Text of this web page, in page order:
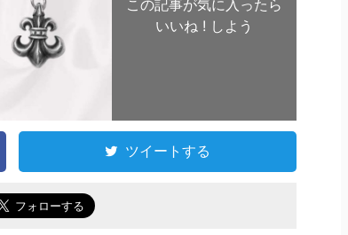
この記事が気に入ったら
いいね ! しよう
ツイートする